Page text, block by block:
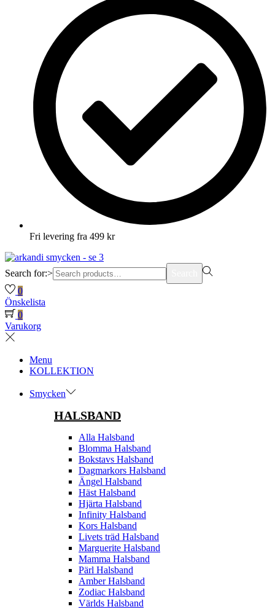
Fri levering fra 499 kr
Search for:>
0
Önskelista
0
Varukorg
Menu
KOLLEKTION
Smycken
HALSBAND
Alla Halsband
Blomma Halsband
Bokstavs Halsband
Dagmarkors Halsband
Ängel Halsband
Häst Halsband
Hjärta Halsband
Infinity Halsband
Kors Halsband
Livets träd Halsband
Marguerite Halsband
Mamma Halsband
Pärl Halsband
Amber Halsband
Zodiac Halsband
Världs Halsband